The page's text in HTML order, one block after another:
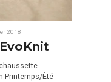
2018
Printemps/Été